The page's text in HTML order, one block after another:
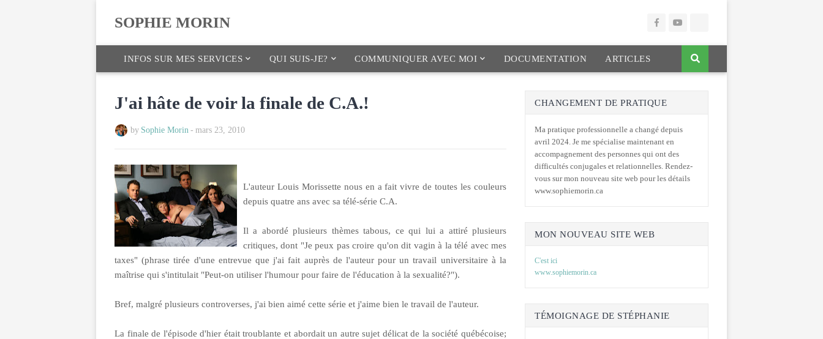
SOPHIE MORIN
INFOS SUR MES SERVICES QUI SUIS-JE? COMMUNIQUER AVEC MOI DOCUMENTATION ARTICLES
J'ai hâte de voir la finale de C.A.!
by Sophie Morin - mars 23, 2010
L'auteur Louis Morissette nous en a fait vivre de toutes les couleurs
depuis quatre ans avec sa télé-série C.A.
Il a abordé plusieurs thèmes tabous, ce qui lui a attiré plusieurs
critiques, dont "Je peux pas croire qu'on dit vagin à la télé avec mes
taxes" (phrase tirée d'une entrevue que j'ai fait auprès de l'auteur pour un travail universitaire à la
maîtrise qui s'intitulait "Peut-on utiliser l'humour pour faire de l'éducation à la sexualité?").
Bref, malgré plusieurs controverses, j'ai bien aimé cette série et j'aime bien le travail de l'auteur.
La finale de l'épisode d'hier était troublante et abordait un autre sujet délicat de la société québécoise;
CHANGEMENT DE PRATIQUE
Ma pratique professionnelle a changé depuis
avril 2024. Je me spécialise maintenant en
accompagnement des personnes qui ont des
difficultés conjugales et relationnelles. Rendez-
vous sur mon nouveau site web pour les détails
www.sophiemorin.ca
MON NOUVEAU SITE WEB
C'est ici
www.sophiemorin.ca
TÉMOIGNAGE DE STÉPHANIE